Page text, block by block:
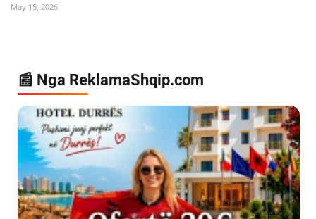
May 15, 2026
📰 Nga ReklamaShqip.com